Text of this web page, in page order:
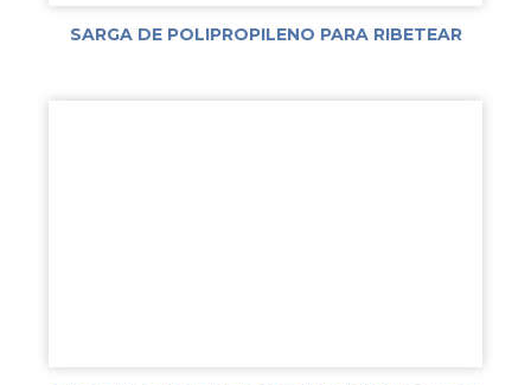
SARGA DE POLIPROPILENO PARA RIBETEAR